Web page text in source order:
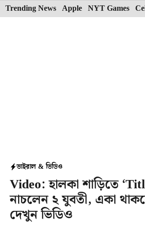
Skip
to
Trending News Apple NYT Games
ভাইরাল & ভিডিও
Video: হালকা শাড়িতে
নাচলেন ২ যুবতী, একা
দেখুন ভিডিও